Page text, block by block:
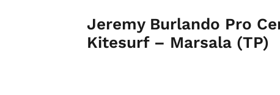
Jeremy Burlando Pro
Kitesurf – Marsala (TP)